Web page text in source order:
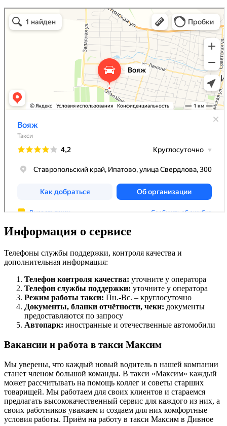
Информация о сервисе
Телефоны службы поддержки, контроля качества и
дополнительная информация:
Телефон контроля качества: уточните у оператора
Телефон службы поддержки: уточните у оператора
Режим работы такси: Пн.-Вс. – круглосуточно
Документы, бланки отчётности, чеки: документы
предоставляются по запросу
Автопарк: иностранные и отечественные автомобили
Вакансии и работа в такси Максим
Мы уверены, что каждый новый водитель в нашей компании
станет членом большой команды. В такси «Максим» каждый
может рассчитывать на помощь коллег и советы старших
товарищей. Мы работаем для своих клиентов и стараемся
предлагать высококачественный сервис для каждого из них, а
своих работников уважаем и создаем для них комфортные
условия работы. Приём на работу в такси Максим в Дивное